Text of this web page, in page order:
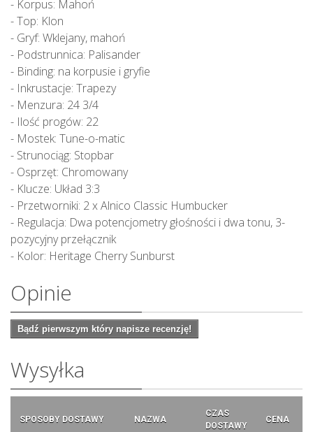
- Korpus: Mahoń
- Top: Klon
- Gryf: Wklejany, mahoń
- Podstrunnica: Palisander
- Binding: na korpusie i gryfie
- Inkrustacje: Trapezy
- Menzura: 24 3/4
- Ilość progów: 22
- Mostek: Tune-o-matic
- Strunociąg: Stopbar
- Osprzęt: Chromowany
- Klucze: Układ 3:3
- Przetworniki: 2 x Alnico Classic Humbucker
- Regulacja: Dwa potencjometry głośności i dwa tonu, 3-
pozycyjny przełącznik
- Kolor: Heritage Cherry Sunburst
Opinie
Bądź pierwszym który napisze recenzję!
Wysyłka
SPOSOBY DOSTAWY NAZWA
CZAS
DOSTAWY
CENA